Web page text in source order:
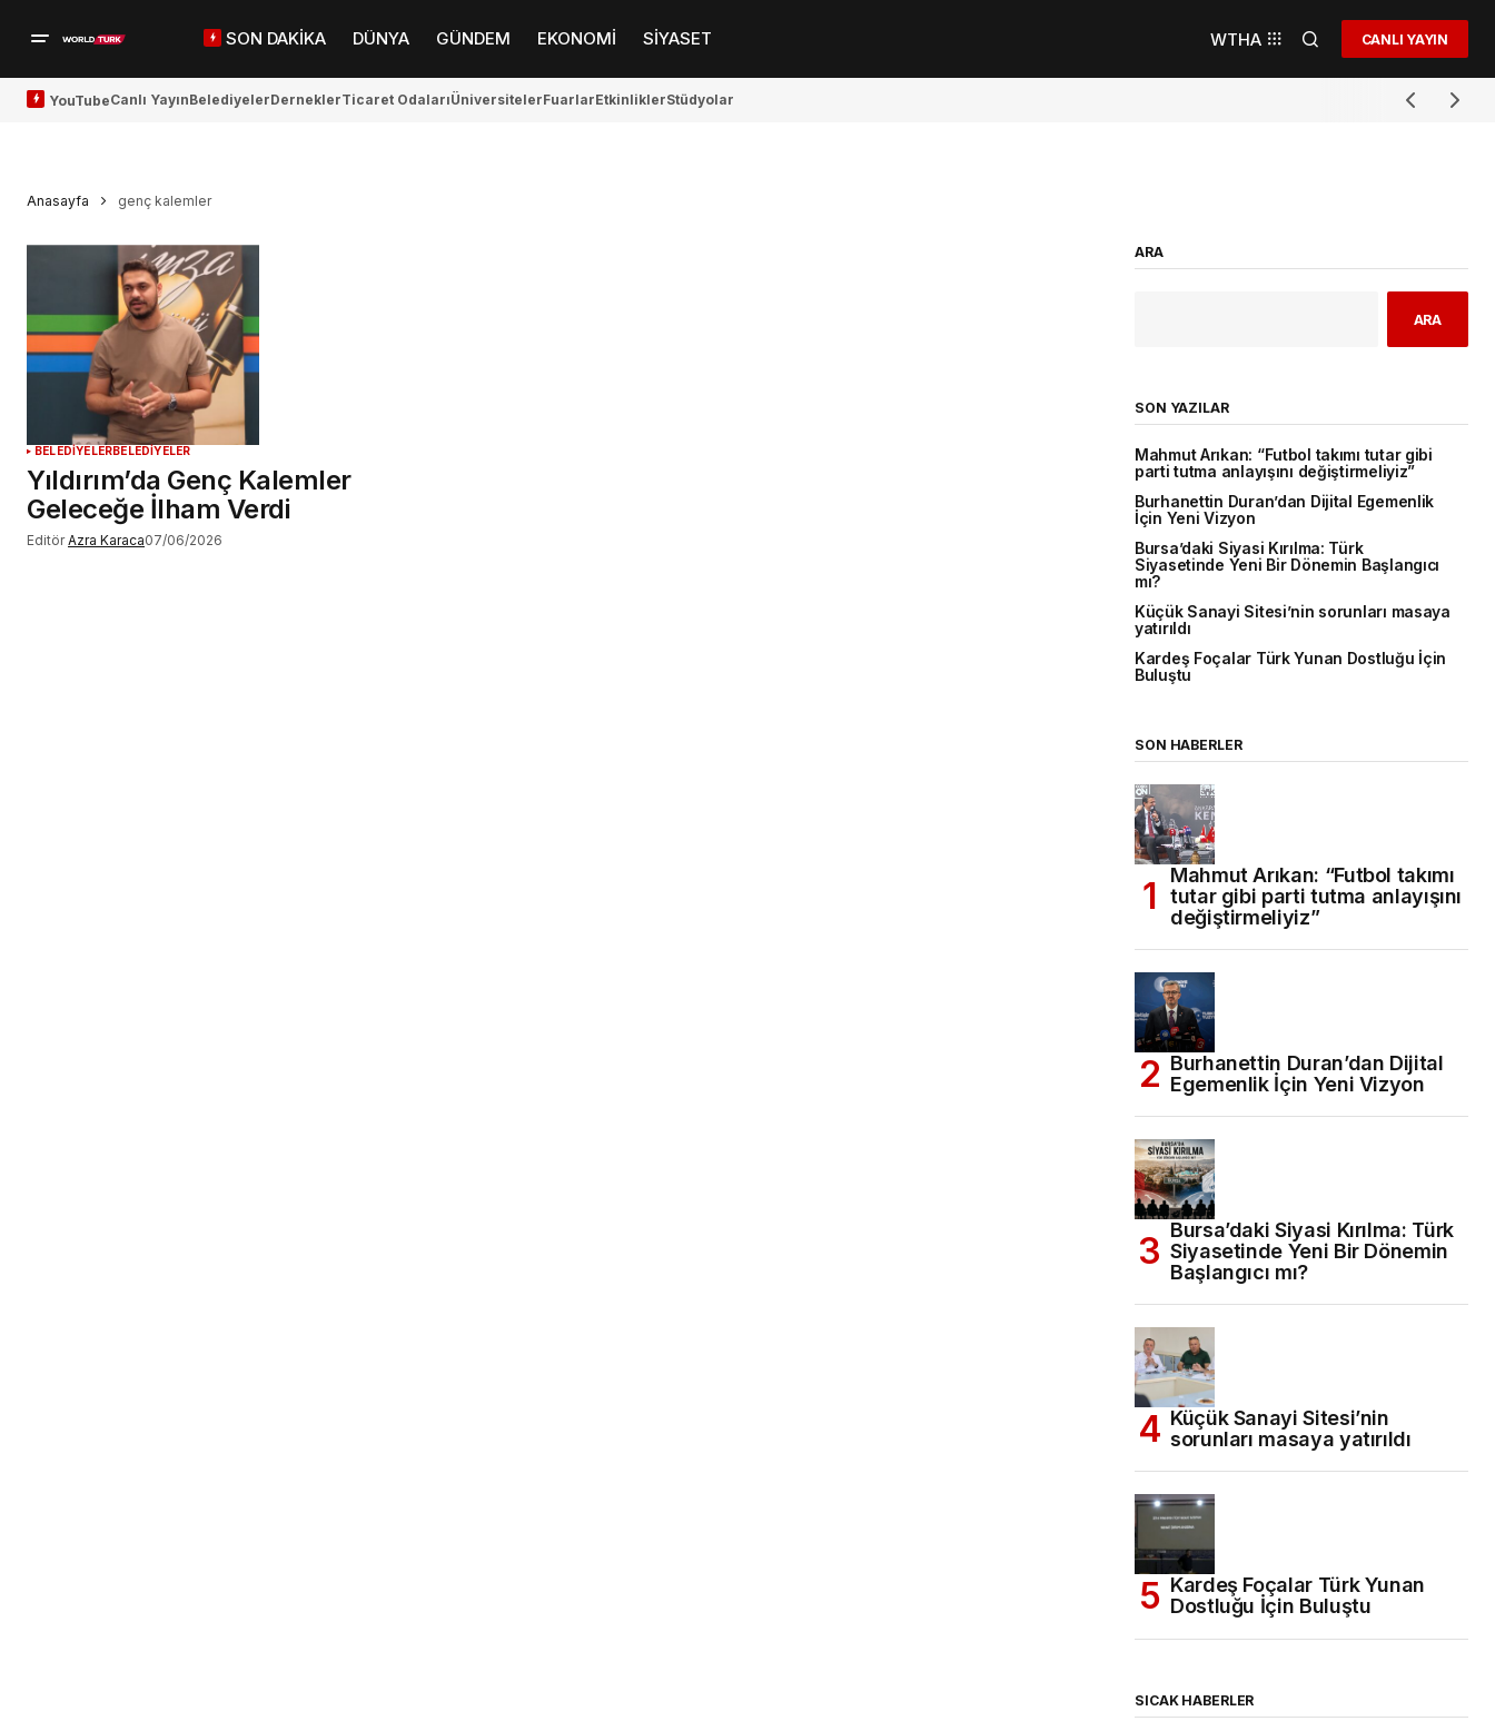
SON DAKİKA DÜNYA GÜNDEM EKONOMİ SİYASET WTHA CANLI YAYIN
YouTubeCanlı YayınBelediyelerDerneklerTicaret OdalarıÜniversitelerFuarlarEtkinliklerStüdyolar
Anasayfa genç kalemler
BELEDİYELERBELEDİYELER
Yıldırım’da Genç Kalemler
Geleceğe İlham Verdi
Editör Azra Karaca07/06/2026
ARA
ARA
SON YAZILAR
Mahmut Arıkan: “Futbol takımı tutar gibi
parti tutma anlayışını değiştirmeliyiz”
Burhanettin Duran’dan Dijital Egemenlik
İçin Yeni Vizyon
Bursa’daki Siyasi Kırılma: Türk
Siyasetinde Yeni Bir Dönemin Başlangıcı
mı?
Küçük Sanayi Sitesi’nin sorunları masaya
yatırıldı
Kardeş Foçalar Türk Yunan Dostluğu İçin
Buluştu
SON HABERLER
Mahmut Arıkan: “Futbol takımı
tutar gibi parti tutma anlayışını
değiştirmeliyiz”
Burhanettin Duran’dan Dijital
Egemenlik İçin Yeni Vizyon
Bursa’daki Siyasi Kırılma: Türk
Siyasetinde Yeni Bir Dönemin
Başlangıcı mı?
Küçük Sanayi Sitesi’nin
sorunları masaya yatırıldı
Kardeş Foçalar Türk Yunan
Dostluğu İçin Buluştu
SICAK HABERLER